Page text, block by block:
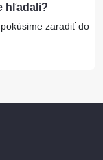
hľadali?
zaradiť do